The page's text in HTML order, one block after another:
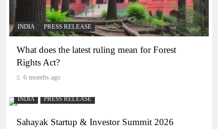
INDIA PRESS RELEASE
What does the latest ruling mean for Forest
Rights Act?
6 months ago
INDIA PRESS RELEASE
Sahayak Startup & Investor Summit 2026